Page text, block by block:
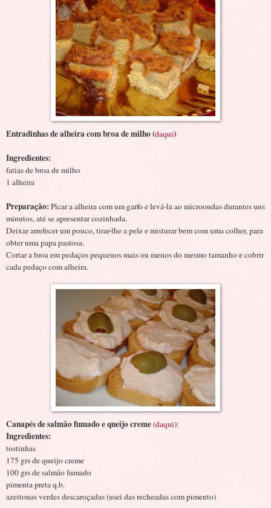
Entradinhas de alheira com broa de milho (daqui)
Ingredientes:
fatias de broa de milho
1 alheira
Preparação:Picar a alheira com um garfo e levá-la ao microondas durantes uns
minutos, até se apresentar cozinhada.
Deixar arrefecer um pouco, tirar-lhe a pele e misturar bem com uma colher, para
obter uma papa pastosa.
Cortar a broa em pedaços pequenos mais ou menos do mesmo tamanho e cobrir
cada pedaço com alheira.
Canapés de salmão fumado e queijo creme(daqui):
Ingredientes:
tostinhas
175 grs de queijo creme
100 grs de salmão fumado
pimenta preta q.b.
azeitonas verdes descaroçadas (usei das recheadas com pimento)